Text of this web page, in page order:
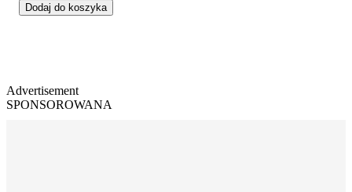
Dodaj do koszyka
Advertisement
SPONSOROWANA